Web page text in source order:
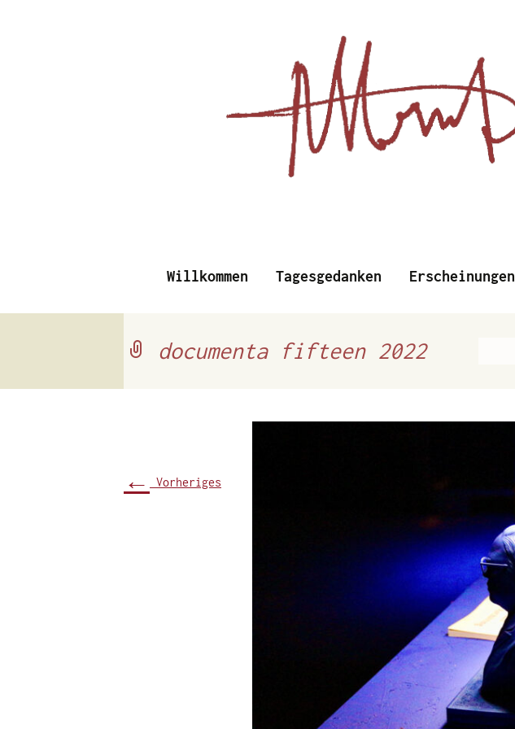
Willkommen Tagesgedanken Erscheinungen
documenta fifteen 2022
← Vorheriges